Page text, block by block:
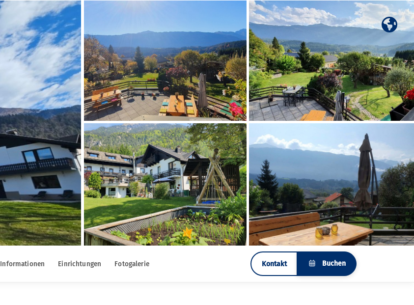
Informationen Einrichtungen Fotogalerie Kontakt Buchen